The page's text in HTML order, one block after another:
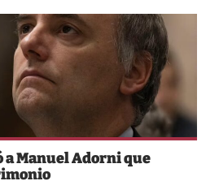
a Manuel Adorni que